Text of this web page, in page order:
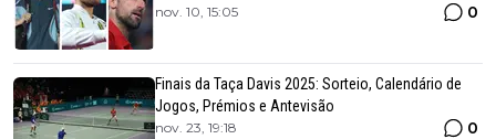
nov. 10, 15:05 0
Finais da Taça Davis 2025: Sorteio, Calendário de
Jogos, Prémios e Antevisão
nov. 23, 19:18 0